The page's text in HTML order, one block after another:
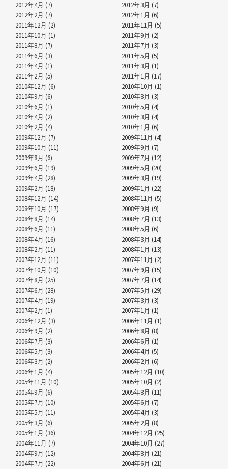
2012年4月 (7)
2012年3月 (7)
2012年2月 (7)
2012年1月 (6)
2011年12月 (2)
2011年11月 (5)
2011年10月 (1)
2011年9月 (2)
2011年8月 (7)
2011年7月 (3)
2011年6月 (3)
2011年5月 (5)
2011年4月 (1)
2011年3月 (1)
2011年2月 (5)
2011年1月 (17)
2010年12月 (6)
2010年10月 (1)
2010年9月 (6)
2010年8月 (3)
2010年6月 (1)
2010年5月 (4)
2010年4月 (2)
2010年3月 (4)
2010年2月 (4)
2010年1月 (6)
2009年12月 (7)
2009年11月 (4)
2009年10月 (11)
2009年9月 (7)
2009年8月 (6)
2009年7月 (12)
2009年6月 (19)
2009年5月 (20)
2009年4月 (28)
2009年3月 (19)
2009年2月 (18)
2009年1月 (22)
2008年12月 (14)
2008年11月 (5)
2008年10月 (17)
2008年9月 (9)
2008年8月 (14)
2008年7月 (13)
2008年6月 (11)
2008年5月 (6)
2008年4月 (16)
2008年3月 (14)
2008年2月 (11)
2008年1月 (13)
2007年12月 (11)
2007年11月 (2)
2007年10月 (10)
2007年9月 (15)
2007年8月 (25)
2007年7月 (14)
2007年6月 (28)
2007年5月 (29)
2007年4月 (19)
2007年3月 (3)
2007年2月 (1)
2007年1月 (1)
2006年12月 (3)
2006年11月 (1)
2006年9月 (2)
2006年8月 (8)
2006年7月 (3)
2006年6月 (1)
2006年5月 (3)
2006年4月 (5)
2006年3月 (2)
2006年2月 (6)
2006年1月 (4)
2005年12月 (10)
2005年11月 (10)
2005年10月 (2)
2005年9月 (6)
2005年8月 (11)
2005年7月 (10)
2005年6月 (7)
2005年5月 (11)
2005年4月 (3)
2005年3月 (6)
2005年2月 (8)
2005年1月 (36)
2004年12月 (25)
2004年11月 (7)
2004年10月 (27)
2004年9月 (12)
2004年8月 (21)
2004年7月 (22)
2004年6月 (21)